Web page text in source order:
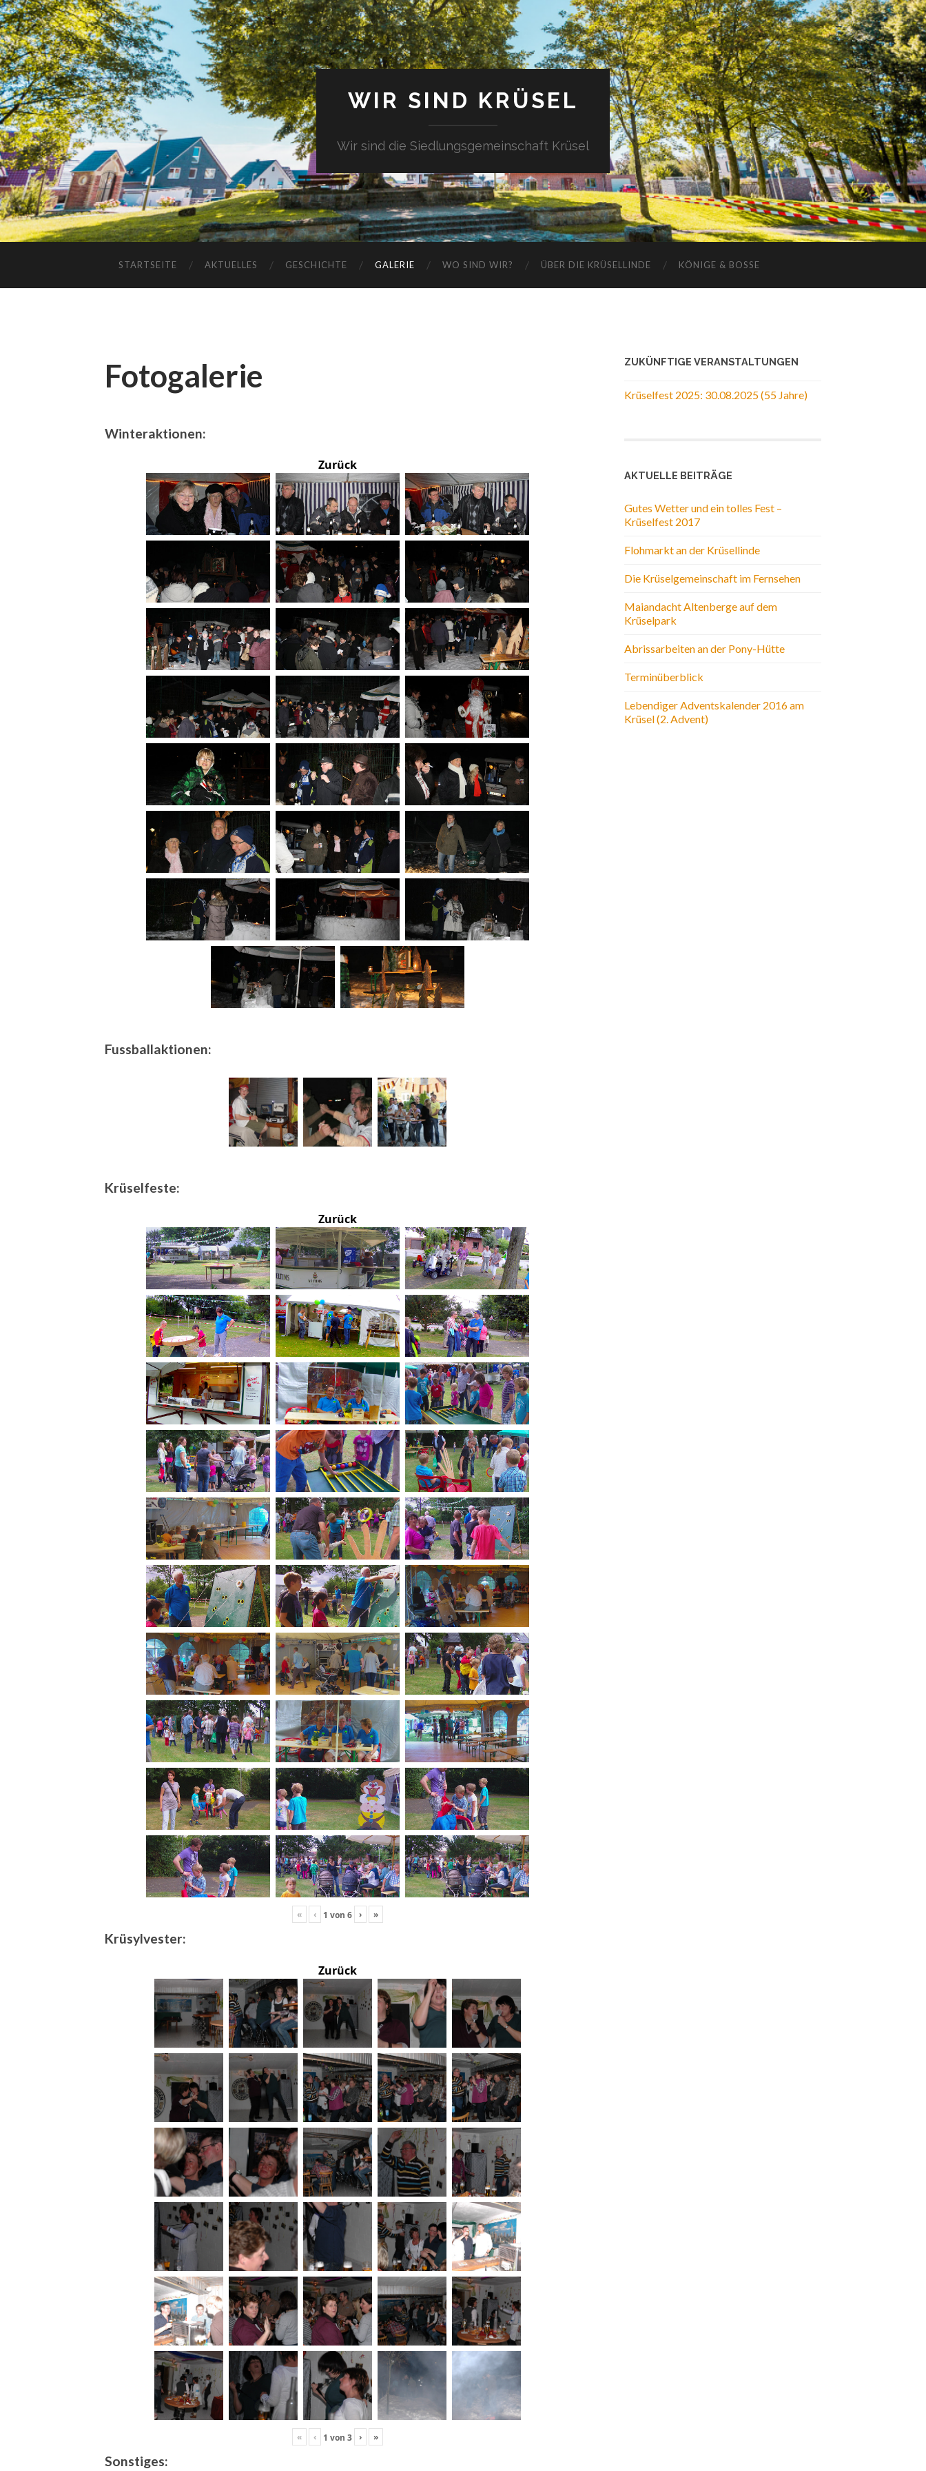
WIR SIND KRÜSEL
Wir sind die Siedlungsgemeinschaft Krüsel
STARTSEITE AKTUELLES GESCHICHTE GALERIE WO SIND WIR? ÜBER DIE KRÜSELLINDE KÖNIGE & BOSSE
Fotogalerie
Winteraktionen:
Zurück
Fussballaktionen:
Krüselfeste:
Zurück
« ‹ 1 von 6 › »
Krüsylvester:
Zurück
« ‹ 1 von 3 › »
Sonstiges:
ZUKÜNFTIGE VERANSTALTUNGEN
Krüselfest 2025: 30.08.2025 (55 Jahre)
AKTUELLE BEITRÄGE
Gutes Wetter und ein tolles Fest –
Krüselfest 2017
Flohmarkt an der Krüsellinde
Die Krüselgemeinschaft im Fernsehen
Maiandacht Altenberge auf dem
Krüselpark
Abrissarbeiten an der Pony-Hütte
Terminüberblick
Lebendiger Adventskalender 2016 am
Krüsel (2. Advent)